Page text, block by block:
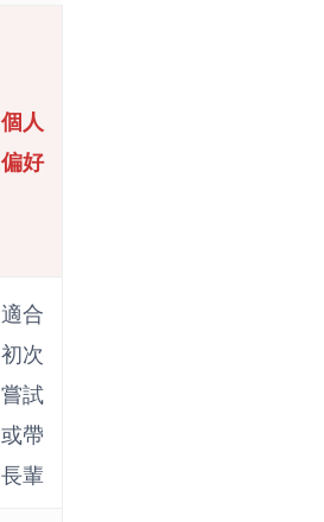
個人
偏好
適合
初次
嘗試
或帶
長輩